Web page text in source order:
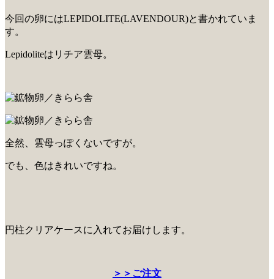
今回の卵にはLEPIDOLITE(LAVENDOUR)と書かれていま
す。
Lepidoliteはリチア雲母。
全然、雲母っぽくないですが。
でも、色はきれいですね。
円柱クリアケースに入れてお届けします。
＞＞ご注文